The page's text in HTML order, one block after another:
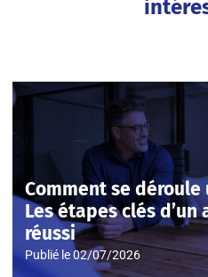
Comment se
Les étapes clés
réussi
Publié le02/07/2026